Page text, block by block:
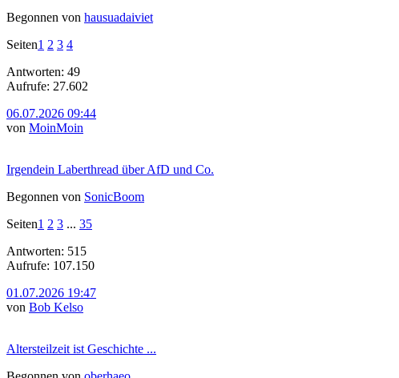
Begonnen von hausuadaiviet
Seiten1 2 3 4
Antworten: 49
Aufrufe: 27.602
06.07.2026 09:44
von MoinMoin
Irgendein Laberthread über AfD und Co.
Begonnen von SonicBoom
Seiten1 2 3 ... 35
Antworten: 515
Aufrufe: 107.150
01.07.2026 19:47
von Bob Kelso
Altersteilzeit ist Geschichte ...